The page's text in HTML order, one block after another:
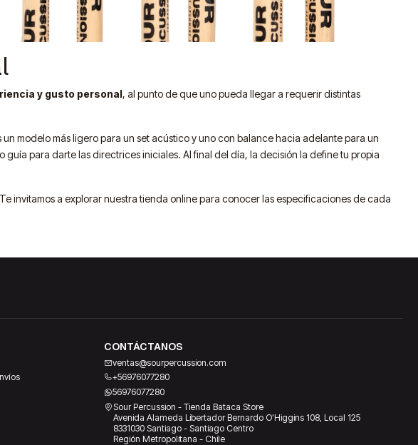
y gusto personal, al punto de que uno pueda llegar a requerir distintas
modelo más ligero para un set acústico y uno con balance hacia adelante para un
guía para darte las directrices iniciales. Al final del día, la decisión la define tu propia
invitamos a explorar nuestra tienda online para conocer las especificaciones de cada
CONTÁCTANOS
ventas@sourpercussion.com
+56976077280
56976077280
Sour Percussion - Tienda Bataca Store
Avenida Alameda Libertador Bernardo O'Higgins 108, Local 125
8331030 Santiago - Santiago Centro
Región Metropolitana - Chile